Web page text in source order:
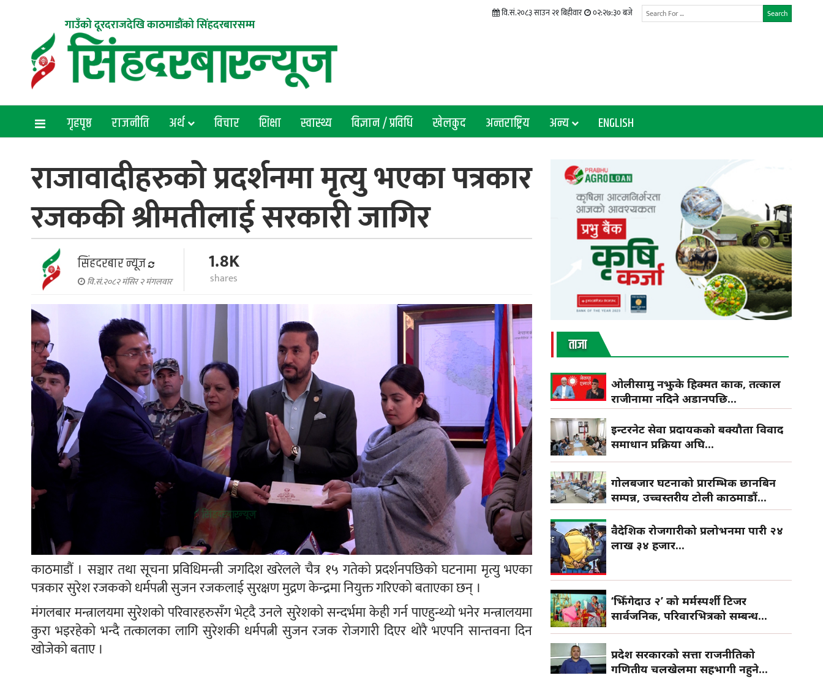
गाउँको दूरदराजदेखि काठमाडौंको सिंहदरबारसम्म
Search
वि.सं.२०८३ साउन २१ बिहीवार ०२:२७:३१ बजे
गृहपृष्ठ राजनीति अर्थ विचार शिक्षा स्वास्थ्य विज्ञान / प्रविधि खेलकुद अन्तराष्ट्रिय अन्य ENGLISH
राजावादीहरुको प्रदर्शनमा मृत्यु भएका पत्रकार
रजककी श्रीमतीलाई सरकारी जागिर
सिंहदरबार न्यूज
वि.सं.२०८२ मंसिर २ मंगलवार
1.8K
shares
काठमाडौं । सञ्चार तथा सूचना प्रविधिमन्त्री जगदिश खरेलले चैत्र १५ गतेको प्रदर्शनपछिको घटनामा मृत्यु भएका
पत्रकार सुरेश रजकको धर्मपत्नी सुजन रजकलाई सुरक्षण मुद्रण केन्द्रमा नियुक्त गरिएको बताएका छन् ।
मंगलबार मन्त्रालयमा सुरेशको परिवारहरुसँग भेट्दै उनले सुरेशको सन्दर्भमा केही गर्न पाएहुन्थ्यो भनेर मन्त्रालयमा
कुरा भइरहेको भन्दै तत्कालका लागि सुरेशकी धर्मपत्नी सुजन रजक रोजगारी दिएर थोरै भएपनि सान्तवना दिन
खोजेको बताए ।
ताजा
ओलीसामु नझुके हिक्मत कार्की, तत्काल
राजीनामा नदिने अडानपछि...
इन्टरनेट सेवा प्रदायकको बक्यौता विवाद
समाधान प्रक्रिया अघि...
गोलबजार घटनाको प्रारम्भिक छानबिन
सम्पन्न, उच्चस्तरीय टोली काठमाडौं...
वैदेशिक रोजगारीको प्रलोभनमा पारी २४
लाख ३४ हजार...
‘झिँगेदाउ २’ को मर्मस्पर्शी टिजर
सार्वजनिक, परिवारभित्रको सम्बन्ध...
प्रदेश सरकारको सत्ता राजनीतिको
गणितीय चलखेलमा सहभागी नहुने...